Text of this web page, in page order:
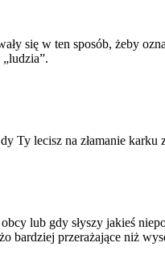
się w ten sposób, żeby
Ty lecisz na złamanie
lub gdy słyszy jakieś
bardziej przerażające niż